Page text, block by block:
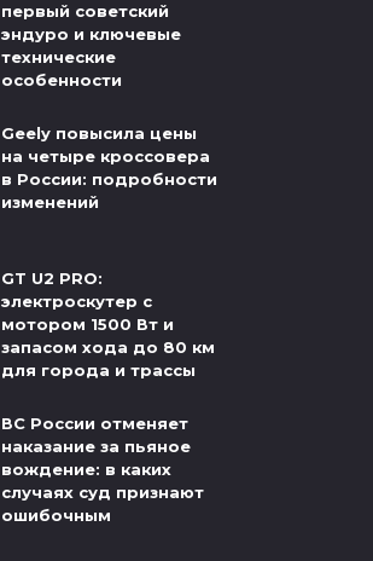
первый советский
эндуро и ключевые
технические
особенности
Geely повысила цены
на четыре кроссовера
в России: подробности
изменений
GT U2 PRO:
электроскутер с
мотором 1500 Вт и
запасом хода до 80 км
для города и трассы
ВС России отменяет
наказание за пьяное
вождение: в каких
случаях суд признают
ошибочным